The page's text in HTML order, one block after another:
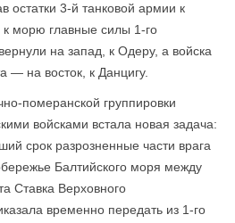
остатки 3-й танковой армии к
морю главные силы 1-го
на запад, к Одеру, а войска
— на восток, к Данцигу.
померанской группировки
войсками встала новая задача:
срок разрознен­ные части врага
Балтийского моря между
Ставка Верховного
временно передать из 1-го